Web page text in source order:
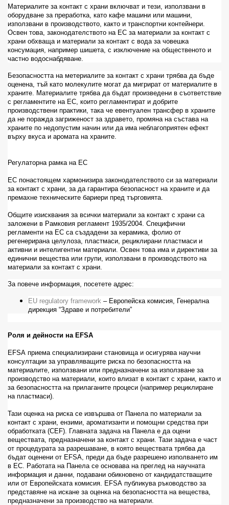
Материалите за контакт с храни включват и тези, използвани в
оборудване за преработка, като кафе машини или машини,
използвани в производството, както и транспортни контейнери.
Освен това, законодателството на ЕС за материали за контакт с
храни обхваща и материали за контакт с вода за човешка
консумация, например шишета, с изключение на общественото и
частно водоснабдяване.
Безопасността на метериалите за контакт с храни трябва да бъде
оценена, тъй като молекулите могат да мигрират от материалите в
храните. Материалите трябва да бъдат произведени в съответствие
с регламентите на ЕС, които регламентират и добрите
производствени практики, така че евентуален трансфер в храните
да не поражда загриженост за здравето, промяна на състава на
храните по недопустим начин или да има неблагоприятен ефект
върху вкуса и аромата на храните.
Регулаторна рамка на ЕС
ЕС понастоящем хармонизира законодателството си за материали
за контакт с храни, за да гарантира безопасност на храните и да
премахне техническите бариери пред търговията.
Общите изисквания за всички материали за контакт с храни са
заложени в Рамковия регламент 1935/2004. Специфични
регламенти на ЕС са създадени за керамика, фолио от
регенерирана целулоза, пластмаси, рециклирани пластмаси и
активни и интелигентни материали. Освен това има и директиви за
единични вещества или групи, използвани в производството на
материали за контакт с храни.
За повече информация, посетете адрес:
EU regulatory framework – Европейска комисия, Генерална
дирекция “Здраве и потребители”
Роля и дейности на EFSA
EFSA приема специализирани становища и осигурява научни
консултации за управляващите риска по безопасността на
материалите, използвани или предназначени за използване за
производство на материали, които влизат в контакт с храни, както и
за безопасността на прилаганите процеси (например рециклиране
на пластмаси).
Тази оценка на риска се извършва от Панела по материали за
контакт с храни, ензими, ароматизанти и помощни средства при
обработката (CEF). Главната задача на Панела е да оцени
веществата, предназначени за контакт с храни. Тази задача е част
от процедурата за разрешаване, в която веществата трябва да
бъдат оценени от EFSA , преди да бъде разрешено изполването им
в ЕС. Работата на Панела се основава на преглед на научната
информация и данни, подавани обикновено от кандидатстващите
или от Европейската комисия.
EFSA публикува ръководство за
представяне на искане за оценка на безопасността на вещества,
предназначени за производство на материали